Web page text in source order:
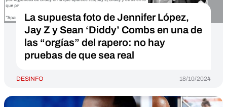
La supuesta foto de Jennifer López,
Jay Z y Sean ‘Diddy’ Combs en una de
las “orgías” del rapero: no hay
pruebas de que sea real
DESINFO 18/10/2024